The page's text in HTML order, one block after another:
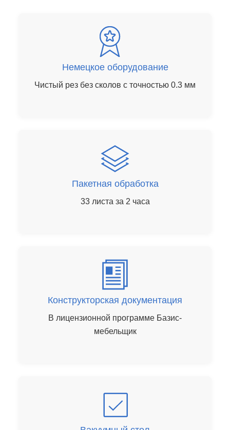
Немецкое оборудование
Чистый рез без сколов с точностью 0.3 мм
Пакетная обработка
33 листа за 2 часа
Конструкторская документация
В лицензионной программе Базис-
мебельщик